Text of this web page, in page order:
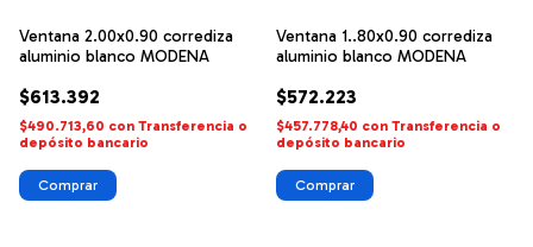
Ventana 2.00x0.90 corrediza
aluminio blanco MODENA
$613.392
$490.713,60 con Transferencia o
depósito bancario
Ventana 1..80x0.90 corrediza
aluminio blanco MODENA
$572.223
$457.778,40 con Transferencia o
depósito bancario